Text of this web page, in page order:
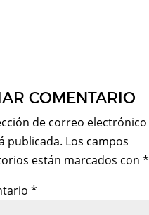
COMENTARIO
de correo electrónico
publicada. Los campos
están marcados con *
*